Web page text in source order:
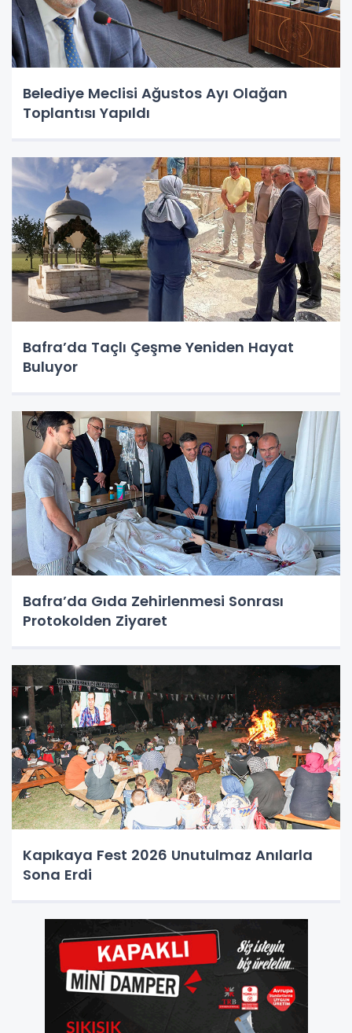
Belediye Meclisi Ağustos Ayı Olağan
Toplantısı Yapıldı
Bafra’da Taçlı Çeşme Yeniden Hayat
Buluyor
Bafra’da Gıda Zehirlenmesi Sonrası
Protokolden Ziyaret
Kapıkaya Fest 2026 Unutulmaz Anılarla
Sona Erdi